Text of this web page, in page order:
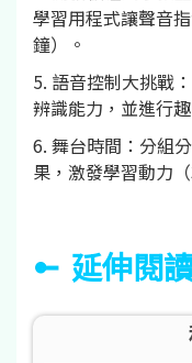
學習用程式讓聲音
鐘）。
5. 語音控制大挑戰
辨識能力，並進行
6. 舞台時間：分組
果，激發學習動力
延伸閱